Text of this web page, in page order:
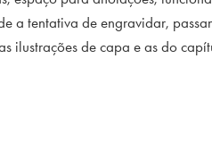
a tentativa de engravidar,
ilustrações de capa e as do